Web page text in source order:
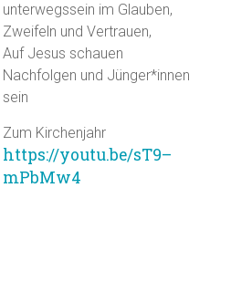
unterwegssein im Glauben,
Zweifeln und Vertrauen,
Auf Jesus schauen
Nachfolgen und Jünger*innen
sein
Zum Kirchenjahr
https://youtu.be/sT9–
mPbMw4